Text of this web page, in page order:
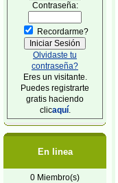
Contraseña:
Recordarme?
Olvidaste tu
contraseña?
Eres un visitante.
Puedes registrarte
gratis haciendo
clicaquí.
En linea
0 Miembro(s)